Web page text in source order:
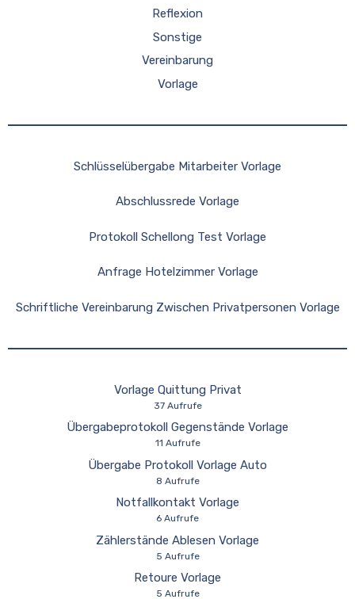
Reflexion
Sonstige
Vereinbarung
Vorlage
Schlüsselübergabe Mitarbeiter Vorlage
Abschlussrede Vorlage
Protokoll Schellong Test Vorlage
Anfrage Hotelzimmer Vorlage
Schriftliche Vereinbarung Zwischen Privatpersonen Vorlage
Vorlage Quittung Privat
37 Aufrufe
Übergabeprotokoll Gegenstände Vorlage
11 Aufrufe
Übergabe Protokoll Vorlage Auto
8 Aufrufe
Notfallkontakt Vorlage
6 Aufrufe
Zählerstände Ablesen Vorlage
5 Aufrufe
Retoure Vorlage
5 Aufrufe